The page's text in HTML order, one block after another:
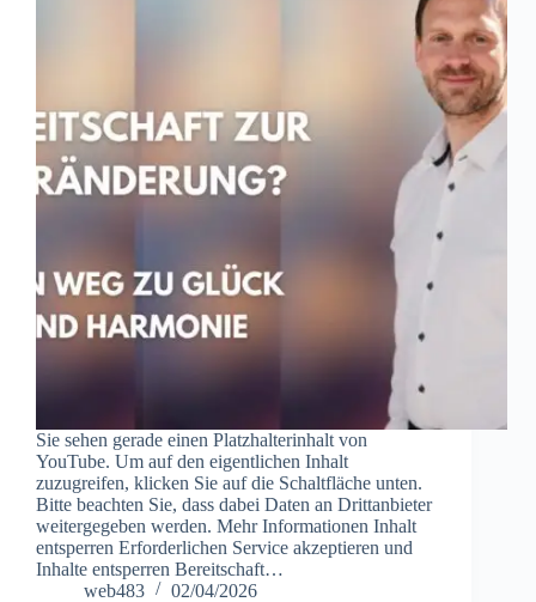
Sie sehen gerade einen Platzhalterinhalt von
YouTube. Um auf den eigentlichen Inhalt
zuzugreifen, klicken Sie auf die Schaltfläche unten.
Bitte beachten Sie, dass dabei Daten an Drittanbieter
weitergegeben werden. Mehr Informationen Inhalt
entsperren Erforderlichen Service akzeptieren und
Inhalte entsperren Bereitschaft…
web483
02/04/2026